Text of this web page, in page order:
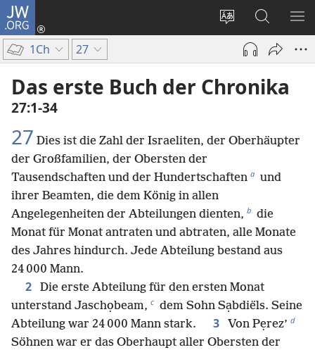
JW.ORG
Websitesprache
ändern
Anmelden
(öffnet
Fenster)
Suche
1Ch 27
Das erste Buch der Chronika
27:1-34
27 Dies ist die Zahl der Israeliten, der Oberhäupter
der Großfamilien, der Obersten der
Tausendschaften und der Hundertschaften a und
ihrer Beamten, die dem König in allen
Angelegenheiten der Abteilungen dienten, b die
Monat für Monat antraten und abtraten, alle Monate
des Jahres hindurch. Jede Abteilung bestand aus
24 000 Mann.
2
Die erste Abteilung für den ersten Monat
unterstand Jaschọbeam, c dem Sohn Sạbdiëls. Seine
Abteilung war 24 000 Mann stark.
3 Von Pẹrez’ d
Söhnen war er das Oberhaupt aller Obersten der